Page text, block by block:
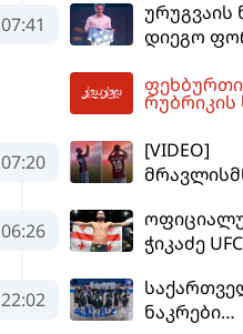
უფრო
ხდება -
მთავარ
07:41
ურუგვაის
დიეგო
07:20
[VIDEO]
ჩააგდეს -
ხდებოდა
06:26
ჭიკაძე
გამართავს
22:02
ნაკრები